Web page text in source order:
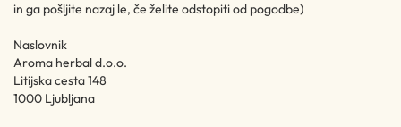
in ga pošljite nazaj le, če želite odstopiti od pogodbe)
Naslovnik
Aroma herbal d.o.o.
Litijska cesta 148
1000 Ljubljana